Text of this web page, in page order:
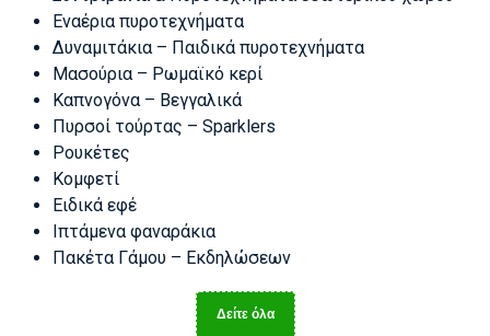
Εναέρια πυροτεχνήματα
Δυναμιτάκια – Παιδικά πυροτεχνήματα
Μασούρια – Ρωμαϊκό κερί
Καπνογόνα – Βεγγαλικά
Πυρσοί τούρτας – Sparklers
Ρουκέτες
Κομφετί
Ειδικά εφέ
Ιπτάμενα φαναράκια
Πακέτα Γάμου – Εκδηλώσεων
Δείτε όλα